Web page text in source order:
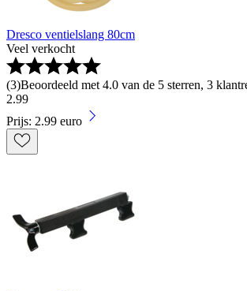
Dresco ventielslang 80cm
Veel verkocht
(3)Beoordeeld met 4.0 van de 5 sterren, 3
2.99
Prijs: 2.99 euro